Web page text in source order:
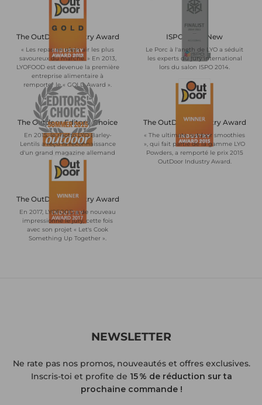
The OutDoor Industry Award
« Les repas en plein air les plus
savoureux du marché. » En 2013,
LYOFOOD est devenue la première
entreprise alimentaire à
remporter le « GOLD Award ».
ISPO BrandNew
Le Porc à l'aneth de LYO a séduit
les experts du jury international
lors du salon ISPO 2014.
The Outdoor Editors' Choice
En 2015, le risotto LYO Barley-
Lentils a reçu la reconnaissance
d'un grand magazine allemand
de plein air.
The OutDoor Industry Award
« The ultimate outdoor smoothies
», qui fait partie de la gamme LYO
Powders, a remporté le prix 2015
OutDoor Industry Award.
The OutDoor Industry Award
En 2017, LYOFOOD a de nouveau
impressionné le jury, cette fois
avec son projet « Let's Cook
Something Up Together ».
NEWSLETTER
Ne rate pas nos promos, nouveautés et offres exclusives.
Inscris-toi et profite de 15 % de réduction sur ta
prochaine commande !